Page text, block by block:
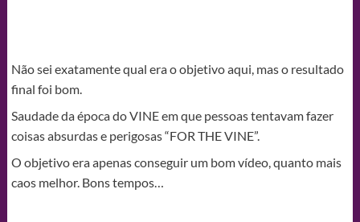
Não sei exatamente qual era o objetivo aqui, mas o resultado
final foi bom.
Saudade da época do VINE em que pessoas tentavam fazer
coisas absurdas e perigosas “FOR THE VINE”.
O objetivo era apenas conseguir um bom vídeo, quanto mais
caos melhor. Bons tempos…